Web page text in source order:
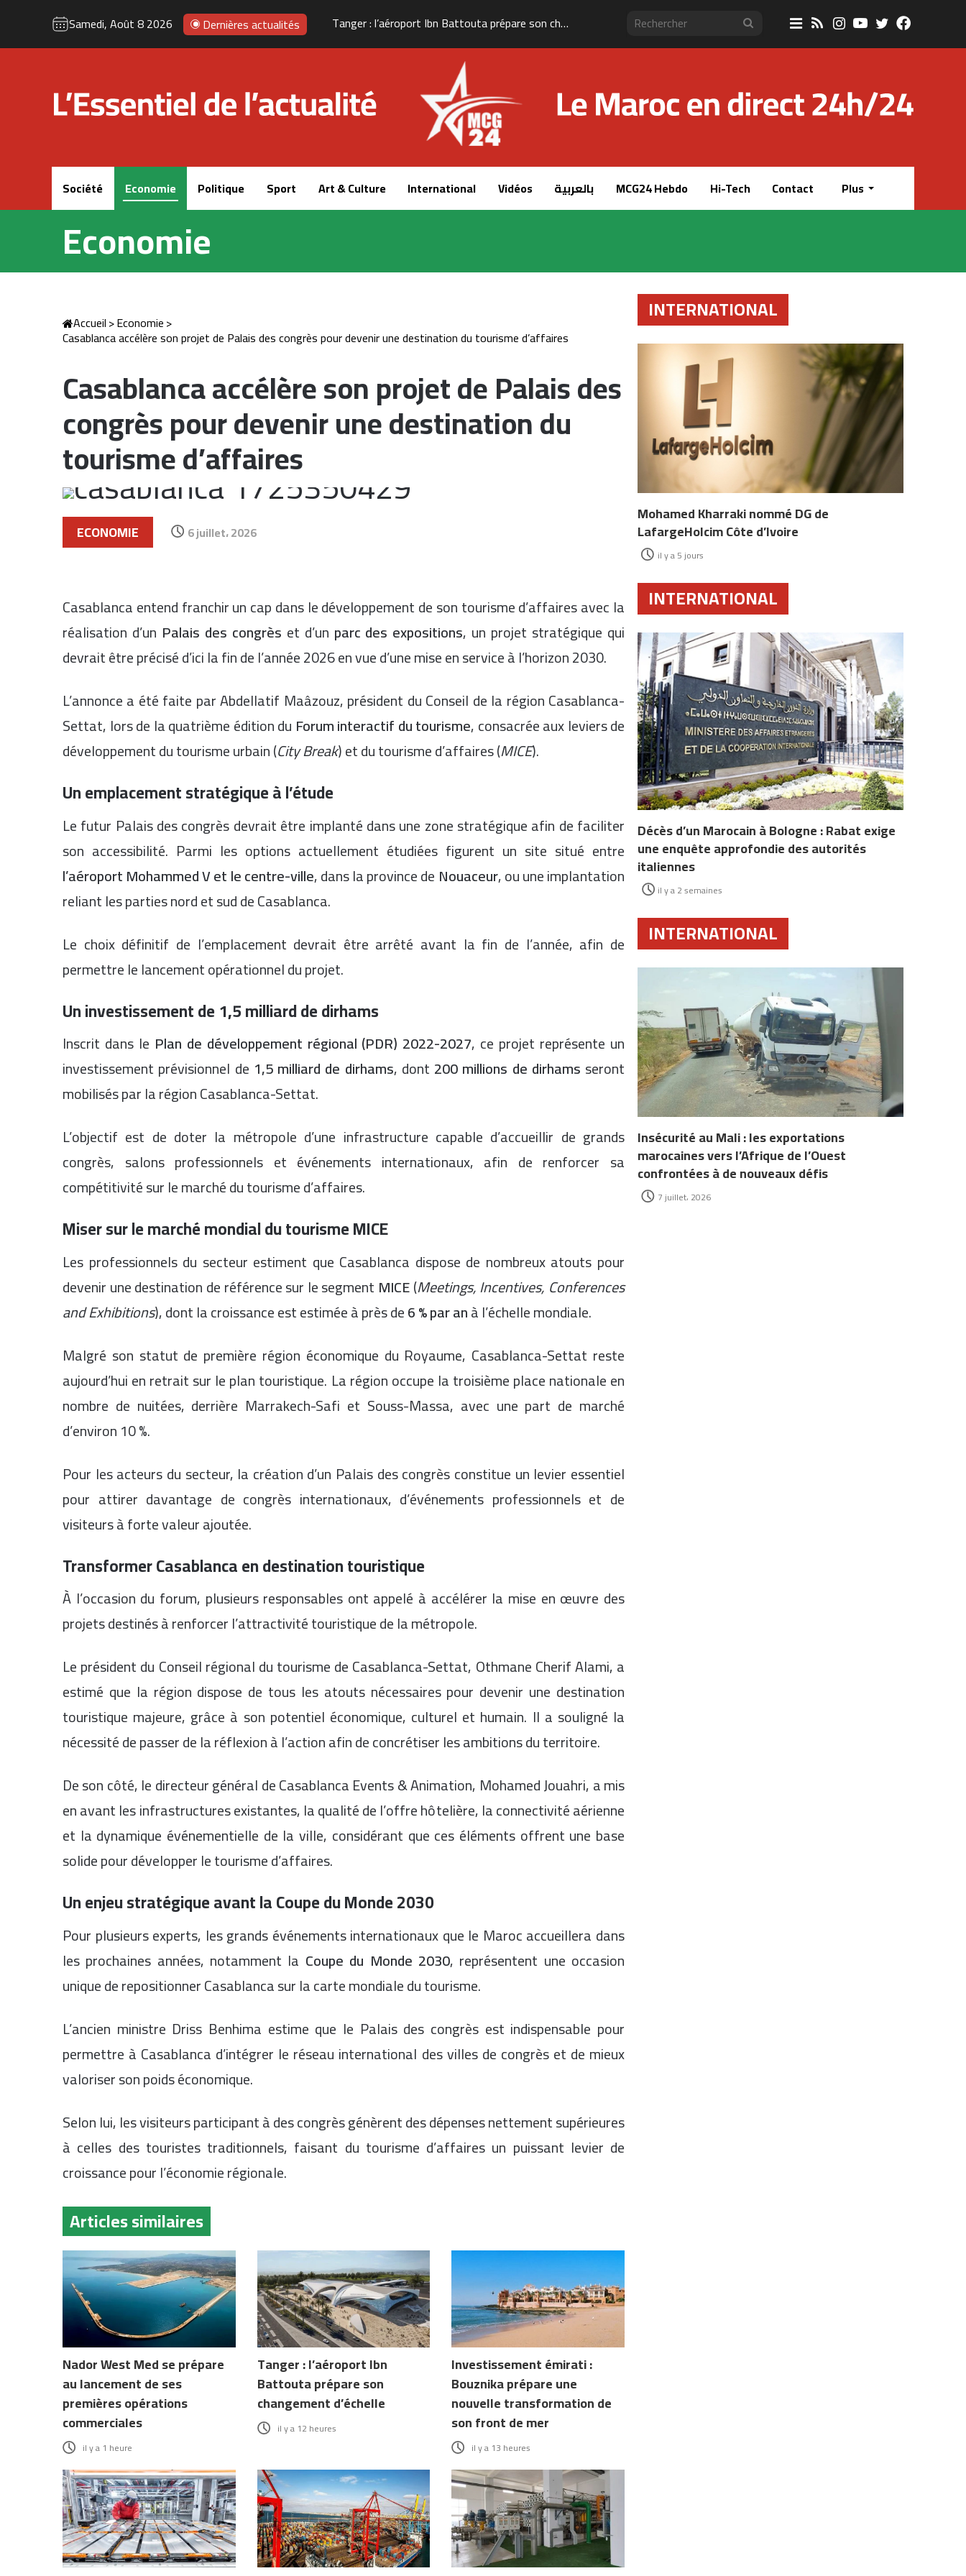
Samedi, Août 8 2026 Dernières actualités Tanger : l’aéroport Ibn Battouta prépare son changement d’échelle RechercherSidebar
(barre
RSSInstagram
YouTube
Twitter
Accueil
Société Economie Politique Sport Art & Culture International Vidéos بالعربية MCG24 Hebdo Hi-Tech Contact Plus
Economie
Accueil>Economie>
Casablanca accélère son projet de Palais des congrès pour devenir une destination du tourisme d’affaires
Casablanca accélère son projet de Palais des
congrès pour devenir une destination du
tourisme d’affaires
ECONOMIE 6 juillet، 2026
Casablanca entend franchir un cap dans le développement de son tourisme d’affaires avec la
réalisation d’un Palais des congrès et d’un parc des expositions, un projet stratégique qui
devrait être précisé d’ici la fin de l’année 2026 en vue d’une mise en service à l’horizon 2030.
L’annonce a été faite par Abdellatif Maâzouz, président du Conseil de la région Casablanca-
Settat, lors de la quatrième édition du Forum interactif du tourisme, consacrée aux leviers de
développement du tourisme urbain (City Break) et du tourisme d’affaires (MICE).
Un emplacement stratégique à l’étude
Le futur Palais des congrès devrait être implanté dans une zone stratégique afin de faciliter
son accessibilité. Parmi les options actuellement étudiées figurent un site situé entre
l’aéroport Mohammed V et le centre-ville, dans la province de Nouaceur, ou une implantation
reliant les parties nord et sud de Casablanca.
Le choix définitif de l’emplacement devrait être arrêté avant la fin de l’année, afin de
permettre le lancement opérationnel du projet.
Un investissement de 1,5 milliard de dirhams
Inscrit dans le Plan de développement régional (PDR) 2022-2027, ce projet représente un
investissement prévisionnel de 1,5 milliard de dirhams, dont 200 millions de dirhams seront
mobilisés par la région Casablanca-Settat.
L’objectif est de doter la métropole d’une infrastructure capable d’accueillir de grands
congrès, salons professionnels et événements internationaux, afin de renforcer sa
compétitivité sur le marché du tourisme d’affaires.
Miser sur le marché mondial du tourisme MICE
Les professionnels du secteur estiment que Casablanca dispose de nombreux atouts pour
devenir une destination de référence sur le segment MICE(Meetings, Incentives, Conferences
and Exhibitions), dont la croissance est estimée à près de6 % par anà l’échelle mondiale.
Malgré son statut de première région économique du Royaume, Casablanca-Settat reste
aujourd’hui en retrait sur le plan touristique. La région occupe la troisième place nationale en
nombre de nuitées, derrière Marrakech-Safi et Souss-Massa, avec une part de marché
d’environ 10 %.
Pour les acteurs du secteur, la création d’un Palais des congrès constitue un levier essentiel
pour attirer davantage de congrès internationaux, d’événements professionnels et de
visiteurs à forte valeur ajoutée.
Transformer Casablanca en destination touristique
À l’occasion du forum, plusieurs responsables ont appelé à accélérer la mise en œuvre des
projets destinés à renforcer l’attractivité touristique de la métropole.
Le président du Conseil régional du tourisme de Casablanca-Settat, Othmane Cherif Alami, a
estimé que la région dispose de tous les atouts nécessaires pour devenir une destination
touristique majeure, grâce à son potentiel économique, culturel et humain. Il a souligné la
nécessité de passer de la réflexion à l’action afin de concrétiser les ambitions du territoire.
De son côté, le directeur général de Casablanca Events & Animation, Mohamed Jouahri, a mis
en avant les infrastructures existantes, la qualité de l’offre hôtelière, la connectivité aérienne
et la dynamique événementielle de la ville, considérant que ces éléments offrent une base
solide pour développer le tourisme d’affaires.
Un enjeu stratégique avant la Coupe du Monde 2030
Pour plusieurs experts, les grands événements internationaux que le Maroc accueillera dans
les prochaines années, notamment la Coupe du Monde 2030, représentent une occasion
unique de repositionner Casablanca sur la carte mondiale du tourisme.
L’ancien ministre Driss Benhima estime que le Palais des congrès est indispensable pour
permettre à Casablanca d’intégrer le réseau international des villes de congrès et de mieux
valoriser son poids économique.
Selon lui, les visiteurs participant à des congrès génèrent des dépenses nettement supérieures
à celles des touristes traditionnels, faisant du tourisme d’affaires un puissant levier de
croissance pour l’économie régionale.
Articles similaires
Nador West Med se prépare
au lancement de ses
premières opérations
commerciales
il y a 1 heure
Tanger : l’aéroport Ibn
Battouta prépare son
changement d’échelle
il y a 12 heures
Investissement émirati :
Bouznika prépare une
nouvelle transformation de
son front de mer
il y a 13 heures
INTERNATIONAL
Mohamed Kharraki nommé DG de
LafargeHolcim Côte d’Ivoire
il y a 5 jours
INTERNATIONAL
Décès d’un Marocain à Bologne : Rabat exige
une enquête approfondie des autorités
italiennes
il y a 2 semaines
INTERNATIONAL
Insécurité au Mali : les exportations
marocaines vers l’Afrique de l’Ouest
confrontées à de nouveaux défis
7 juillet، 2026